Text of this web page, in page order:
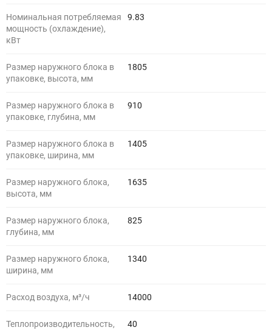
Номинальная потребляемая
мощность (охлаждение),
кВт
9.83
Размер наружного блока в
упаковке, высота, мм
1805
Размер наружного блока в
упаковке, глубина, мм
910
Размер наружного блока в
упаковке, ширина, мм
1405
Размер наружного блока,
высота, мм
1635
Размер наружного блока,
глубина, мм
825
Размер наружного блока,
ширина, мм
1340
Расход воздуха, м³/ч 14000
Теплопроизводительность,
40